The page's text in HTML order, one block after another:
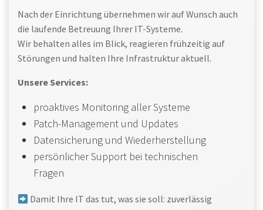
Nach der Einrichtung übernehmen wir auf Wunsch auch
die laufende Betreuung Ihrer IT-Systeme.
Wir behalten alles im Blick, reagieren frühzeitig auf
Störungen und halten Ihre Infrastruktur aktuell.
Unsere Services:
proaktives Monitoring aller Systeme
Patch-Management und Updates
Datensicherung und Wiederherstellung
persönlicher Support bei technischen
Fragen
Damit Ihre IT das tut, was sie soll: zuverlässig